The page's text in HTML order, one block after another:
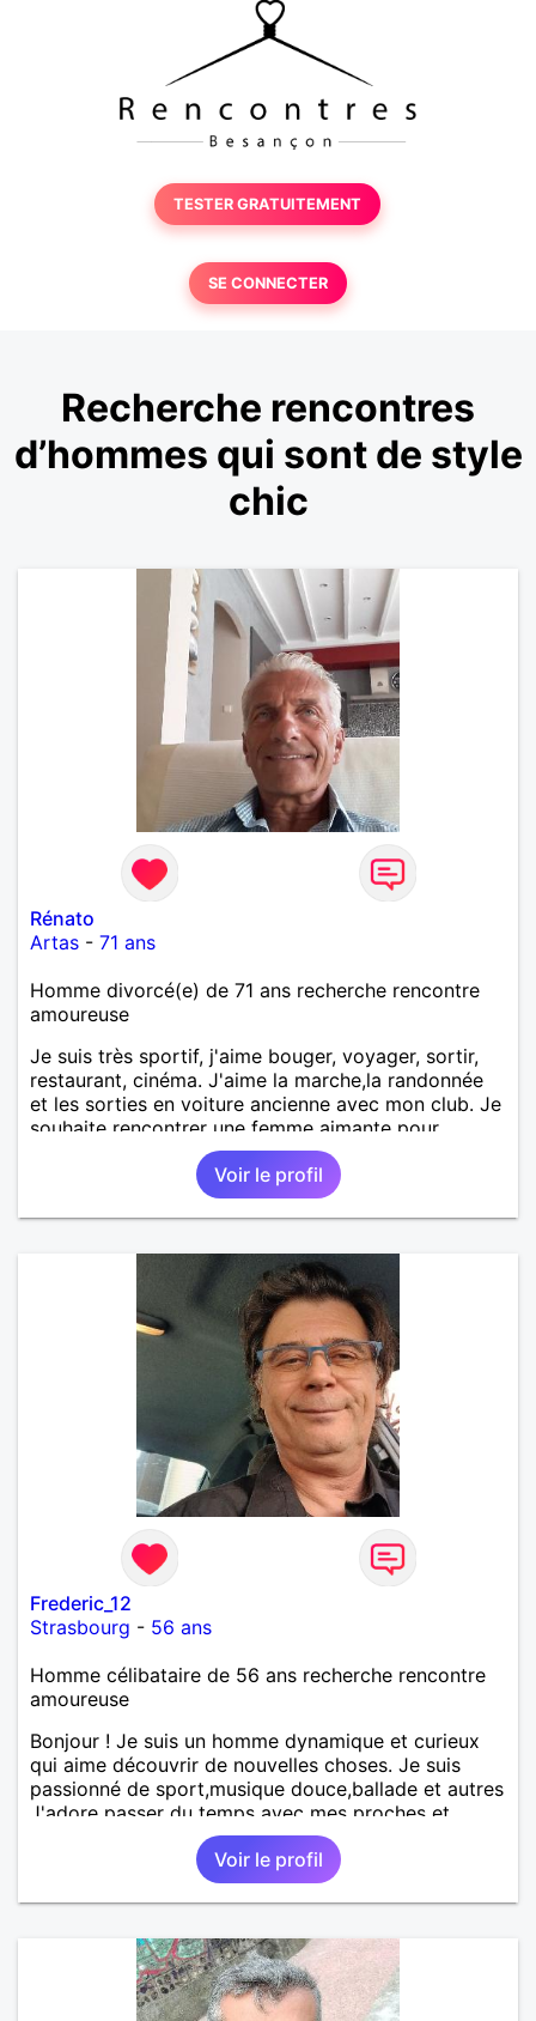
TESTER GRATUITEMENT
SE CONNECTER
Recherche rencontres
d’hommes qui sont de style
chic
Rénato
Artas - 71 ans
Homme divorcé(e) de 71 ans recherche rencontre
amoureuse
Je suis très sportif, j'aime bouger, voyager, sortir,
restaurant, cinéma. J'aime la marche,la randonnée
et les sorties en voiture ancienne avec mon club. Je
souhaite rencontrer une femme aimante pour,
partager, aimer et la rendre heureuse. Je souhaite
partager tous les bons moments que la vie nous
propose sereinement et sans prise de tête. Je
prends soin de moi et je souhaite rencontrer une
authentique, les rides ne me font pas peur.
Voir le profil
Frederic_12
Strasbourg - 56 ans
Homme célibataire de 56 ans recherche rencontre
amoureuse
Bonjour ! Je suis un homme dynamique et curieux
qui aime découvrir de nouvelles choses. Je suis
passionné de sport,musique douce,ballade et autres
J'adore passer du temps avec mes proches et
partager des moments inoubliables.
Voir le profil